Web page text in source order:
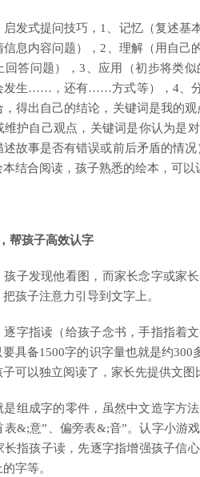
启发式提问技巧，1、记忆（复述基
息内容问题），2、理解（用自己
回答问题），3、应用（初步将类
生……，还有……方式等），4、分
得出自己的结论，关键词是我的
维护自己观点，关键词是你认为是
故事是否有错误或前后矛盾的情
结合阅读，孩子熟悉的绘本，可以
帮孩子高效认字
孩子发现他看图，而家长念字或家
孩子注意力引导到文字上。
逐字指读（给孩子念书，手指指着
具备1500字的识字量也就是约
可以独立阅读了，家长先提供文
是组成字的零件，虽然中文造字方
表&;意”、偏旁表&;音”。认字小游
长指孩子读，先逐字指增强孩子信
字等。